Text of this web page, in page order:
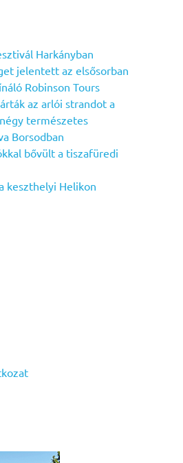
Harkányban
jelentett az elsősorban
Robinson Tours
az arlói strandot a
természetes
Borsodban
bővült a tiszafüredi
keszthelyi Helikon